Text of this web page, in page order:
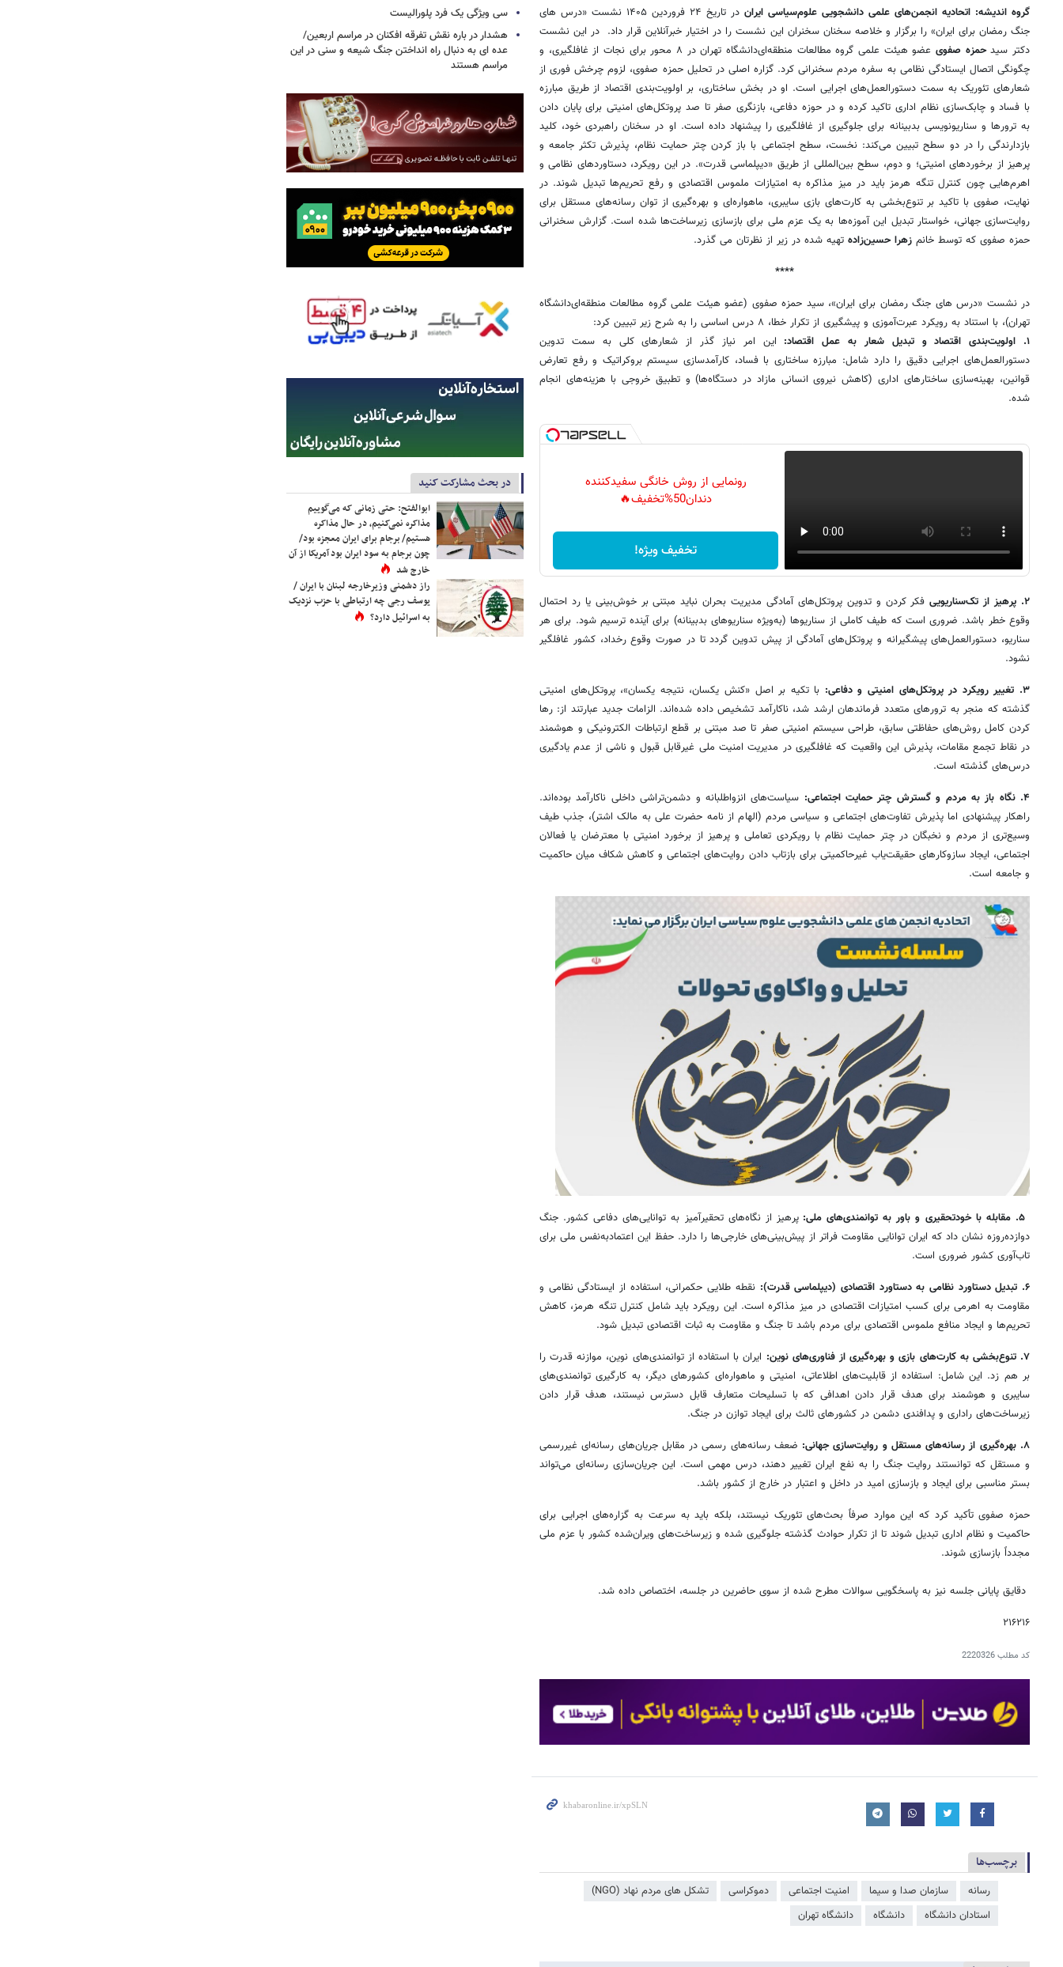
گروه اندیشه: اتحادیه انجمن‌های علمی دانشجویی علوم‌سیاسی ایران
در تاریخ ۲۴ فروردین ۱۴۰۵ نشست «درس های
جنگ رمضان برای ایران» را برگزار و خلاصه سخنان سخنران این نشست را در اختیار خبرآنلاین قرار داد. در این نشست
دکتر سیدحمزه صفوی
عضو هیئت علمی گروه مطالعات منطقه‌ای‌دانشگاه تهران در ۸ محور برای نجات از غافلگیری، و
چگونگی اتصال ایستادگی نظامی به سفره مردم سخنرانی کرد. گزاره اصلی در تحلیل حمزه صفوی، لزوم چرخش فوری از
شعارهای تئوریک به سمت دستورالعمل‌های اجرایی است. او در بخش ساختاری، بر اولویت‌بندی اقتصاد از طریق مبارزه
با فساد و چابک‌سازی نظام اداری تاکید کرده و در حوزه دفاعی، بازنگری صفر تا صد پروتکل‌های امنیتی برای پایان دادن
به ترورها و سناریونویسی بدبینانه برای جلوگیری از غافلگیری را پیشنهاد داده است. او در سخنان راهبردی خود، کلید
بازدارندگی را در دو سطح تبیین می‌کند: نخست، سطح اجتماعی با باز کردن چتر حمایت نظام، پذیرش تکثر جامعه و
پرهیز از برخوردهای امنیتی؛ و دوم، سطح بین‌المللی از طریق «دیپلماسی قدرت». در این رویکرد، دستاوردهای نظامی و
اهرم‌هایی چون کنترل تنگه هرمز باید در میز مذاکره به امتیازات ملموس اقتصادی و رفع تحریم‌ها تبدیل شوند. در
نهایت، صفوی با تاکید بر تنوع‌بخشی به کارت‌های بازی سایبری، ماهواره‌ای و بهره‌گیری از توان رسانه‌های مستقل برای
روایت‌سازی جهانی، خواستار تبدیل این آموزه‌ها به یک عزم ملی برای بازسازی زیرساخت‌ها شده است. گزارش سخنرانی
حمزه صفوی که توسط خانم زهرا حسین‌زاده تهیه شده در زیر از نظرتان می گذرد.
****
در نشست «درس های جنگ رمضان برای ایران»، سید حمزه صفوی (عضو هیئت علمی گروه مطالعات منطقه‌ای‌دانشگاه
تهران)، با استناد به رویکرد عبرت‌آموزی و پیشگیری از تکرار خطا، ۸ درس اساسی را به شرح زیر تبیین کرد:
۱. اولویت‌بندی اقتصاد و تبدیل شعار به عمل اقتصاد:
این امر نیاز گذر از شعارهای کلی به سمت تدوین
دستورالعمل‌های اجرایی دقیق را دارد شامل: مبارزه ساختاری با فساد، کارآمدسازی سیستم بروکراتیک و رفع تعارض
قوانین، بهینه‌سازی ساختارهای اداری (کاهش نیروی انسانی مازاد در دستگاه‌ها) و تطبیق خروجی با هزینه‌های انجام
شده.
رونمایی از روش خانگی سفیدکننده
دندان50%تخفیف🔥
تخفیف ویژه!
۲. پرهیز از تک‌سناریویی
فکر کردن و تدوین پروتکل‌های آمادگی مدیریت بحران نباید مبتنی بر خوش‌بینی یا رد احتمال
وقوع خطر باشد. ضروری است که طیف کاملی از سناریوها (به‌ویژه سناریوهای بدبینانه) برای آینده ترسیم شود. برای هر
سناریو، دستورالعمل‌های پیشگیرانه و پروتکل‌های آمادگی از پیش تدوین گردد تا در صورت وقوع رخداد، کشور غافلگیر
نشود.
۳. تغییر رویکرد در پروتکل‌های امنیتی و دفاعی:
با تکیه بر اصل «کنش یکسان، نتیجه یکسان»، پروتکل‌های امنیتی
گذشته که منجر به ترورهای متعدد فرماندهان ارشد شد، ناکارآمد تشخیص داده شده‌اند. الزامات جدید عبارتند از: رها
کردن کامل روش‌های حفاظتی سابق، طراحی سیستم امنیتی صفر تا صد مبتنی بر قطع ارتباطات الکترونیکی و هوشمند
در نقاط تجمع مقامات، پذیرش این واقعیت که غافلگیری در مدیریت امنیت ملی غیرقابل قبول و ناشی از عدم یادگیری
درس‌های گذشته است.
۴. نگاه باز به مردم و گسترش چتر حمایت اجتماعی:
سیاست‌های انزواطلبانه و دشمن‌تراشی داخلی ناکارآمد بوده‌اند.
راهکار پیشنهادی اما پذیرش تفاوت‌های اجتماعی و سیاسی مردم (الهام از نامه حضرت علی به مالک اشتر)، جذب طیف
وسیع‌تری از مردم و نخبگان در چتر حمایت نظام با رویکردی تعاملی و پرهیز از برخورد امنیتی با معترضان یا فعالان
اجتماعی، ایجاد سازوکارهای حقیقت‌یاب غیرحاکمیتی برای بازتاب دادن روایت‌های اجتماعی و کاهش شکاف میان حاکمیت
و جامعه است.
۵. مقابله با خودتحقیری و باور به توانمندی‌های ملی:
پرهیز از نگاه‌های تحقیرآمیز به توانایی‌های دفاعی کشور. جنگ
دوازده‌روزه نشان داد که ایران توانایی مقاومت فراتر از پیش‌بینی‌های خارجی‌ها را دارد. حفظ این اعتمادبه‌نفس ملی برای
تاب‌آوری کشور ضروری است.
۶. تبدیل دستاورد نظامی به دستاورد اقتصادی (دیپلماسی قدرت):
نقطه طلایی حکمرانی، استفاده از ایستادگی نظامی و
مقاومت به اهرمی برای کسب امتیازات اقتصادی در میز مذاکره است. این رویکرد باید شامل کنترل تنگه هرمز، کاهش
تحریم‌ها و ایجاد منافع ملموس اقتصادی برای مردم باشد تا جنگ و مقاومت به ثبات اقتصادی تبدیل شود.
۷. تنوع‌بخشی به کارت‌های بازی و بهره‌گیری از فناوری‌های نوین:
ایران با استفاده از توانمندی‌های نوین، موازنه قدرت را
بر هم زد. این شامل: استفاده از قابلیت‌های اطلاعاتی، امنیتی و ماهواره‌ای کشورهای دیگر، به کارگیری توانمندی‌های
سایبری و هوشمند برای هدف قرار دادن اهدافی که با تسلیحات متعارف قابل دسترس نیستند، هدف قرار دادن
زیرساخت‌های راداری و پدافندی دشمن در کشورهای ثالث برای ایجاد توازن در جنگ.
۸. بهره‌گیری از رسانه‌های مستقل و روایت‌سازی جهانی:
ضعف رسانه‌های رسمی در مقابل جریان‌های رسانه‌ای غیررسمی
و مستقل که توانستند روایت جنگ را به نفع ایران تغییر دهند، درس مهمی است. این جریان‌سازی رسانه‌ای می‌تواند
بستر مناسبی برای ایجاد و بازسازی امید در داخل و اعتبار در خارج از کشور باشد.
حمزه صفوی تأکید کرد که این موارد صرفاً بحث‌های تئوریک نیستند، بلکه باید به سرعت به گزاره‌های اجرایی برای
حاکمیت و نظام اداری تبدیل شوند تا از تکرار حوادث گذشته جلوگیری شده و زیرساخت‌های ویران‌شده کشور با عزم ملی
مجدداً بازسازی شوند.
️ دقایق پایانی جلسه نیز به پاسخگویی سوالات مطرح شده از سوی حاضرین در جلسه، اختصاص داده شد.
۲۱۶۲۱۶
کد مطلب2220326
برچسب‌ها
رسانه سازمان صدا و سیما امنیت اجتماعی دموکراسی
تشکل های مردم نهاد (NGO)
استادان دانشگاه
دانشگاه دانشگاه تهران
سی ویژگی یک فرد پلورالیست
هشدار در باره نقش تفرقه افکنان در مراسم اربعین/
عده ای به دنبال راه انداختن جنگ شیعه و سنی در این
مراسم هستند
در بحث مشارکت کنید
ابوالفتح: حتی زمانی که می‌گوییم
مذاکره نمی‌کنیم، در حال مذاکره
هستیم/ برجام برای ایران معجزه بود/
چون برجام به سود ایران بود آمریکا از آن
خارج شد
راز دشمنی وزیرخارجه لبنان با ایران /
یوسف رجی چه ارتباطی با حزب نزدیک
به اسرائیل دارد؟